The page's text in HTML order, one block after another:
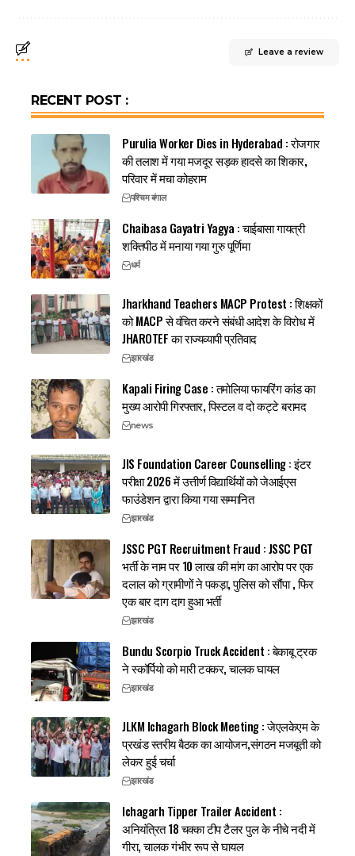
Leave a review
RECENT POST :
Purulia Worker Dies in Hyderabad : रोजगार
की तलाश में गया मजदूर सड़क हादसे का शिकार,
परिवार में मचा कोहराम
पश्चिम बंगाल
Chaibasa Gayatri Yagya : चाईबासा गायत्री
शक्तिपीठ में मनाया गया गुरु पूर्णिमा
धर्म
Jharkhand Teachers MACP Protest : शिक्षकों
को MACP से वंचित करने संबंधी आदेश के विरोध में
JHAROTEF का राज्यव्यापी प्रतिवाद
झारखंड
Kapali Firing Case : तमोलिया फायरिंग कांड का
मुख्य आरोपी गिरफ्तार, पिस्टल व दो कट्टे बरामद
news
JIS Foundation Career Counselling : इंटर
परीक्षा 2026 में उत्तीर्ण विद्यार्थियों को जेआईएस
फाउंडेशन द्वारा किया गया सम्मानित
झारखंड
JSSC PGT Recruitment Fraud : JSSC PGT
भर्ती के नाम पर 10 लाख की मांग का आरोप पर एक
दलाल को ग्रामीणों ने पकड़ा, पुलिस को सौंपा , फिर
एक बार दाग दाग हुआ भर्ती
झारखंड
Bundu Scorpio Truck Accident : बेकाबू ट्रक
ने स्कॉर्पियो को मारी टक्कर, चालक घायल
झारखंड
JLKM Ichagarh Block Meeting : जेएलकेएम के
प्रखंड स्तरीय बैठक का आयोजन,संगठन मजबूती को
लेकर हुई चर्चा
झारखंड
Ichagarh Tipper Trailer Accident :
अनियंत्रित 18 चक्का टीप टैलर पुल के नीचे नदी में
गीरा, चालक गंभीर रूप से घायल